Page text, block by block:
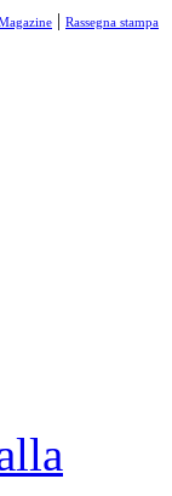
| Rassegna stampa